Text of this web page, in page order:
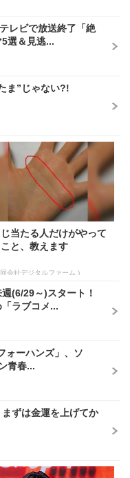
レビで放送終了「絶
選＆見逃...
ま”じゃない?!
当たる人だけがやって
と、教えます
会社デジタルファーム )
(6/29～)スタート！
ラブコメ...
ォーハンズ」、ソ
青春...
ずは金運を上げてか